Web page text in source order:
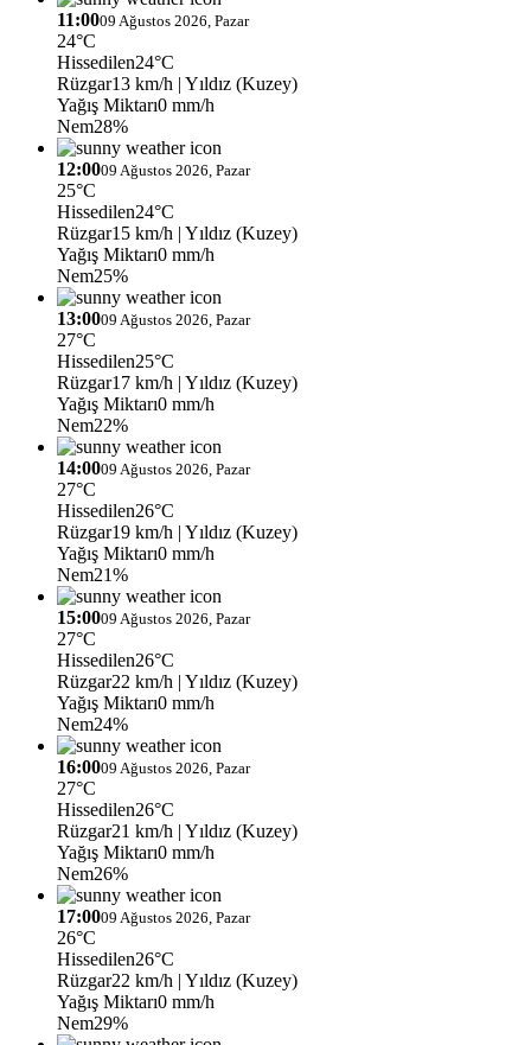
11:0009 Ağustos 2026, Pazar
24°C
Hissedilen24°C
Rüzgar13 km/h | Yıldız (Kuzey)
Yağış Miktarı0 mm/h
Nem28%
12:0009 Ağustos 2026, Pazar
25°C
Hissedilen24°C
Rüzgar15 km/h | Yıldız (Kuzey)
Yağış Miktarı0 mm/h
Nem25%
13:0009 Ağustos 2026, Pazar
27°C
Hissedilen25°C
Rüzgar17 km/h | Yıldız (Kuzey)
Yağış Miktarı0 mm/h
Nem22%
14:0009 Ağustos 2026, Pazar
27°C
Hissedilen26°C
Rüzgar19 km/h | Yıldız (Kuzey)
Yağış Miktarı0 mm/h
Nem21%
15:0009 Ağustos 2026, Pazar
27°C
Hissedilen26°C
Rüzgar22 km/h | Yıldız (Kuzey)
Yağış Miktarı0 mm/h
Nem24%
16:0009 Ağustos 2026, Pazar
27°C
Hissedilen26°C
Rüzgar21 km/h | Yıldız (Kuzey)
Yağış Miktarı0 mm/h
Nem26%
17:0009 Ağustos 2026, Pazar
26°C
Hissedilen26°C
Rüzgar22 km/h | Yıldız (Kuzey)
Yağış Miktarı0 mm/h
Nem29%